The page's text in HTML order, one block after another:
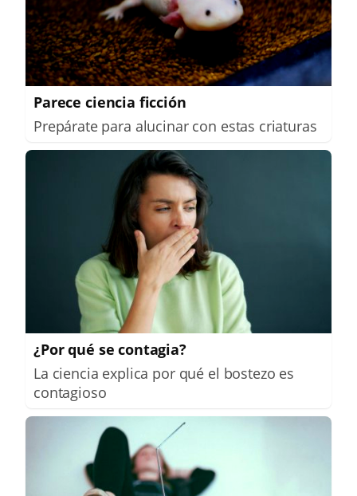
Parece ciencia ficción
Prepárate para alucinar con estas criaturas
¿Por qué se contagia?
La ciencia explica por qué el bostezo es
contagioso